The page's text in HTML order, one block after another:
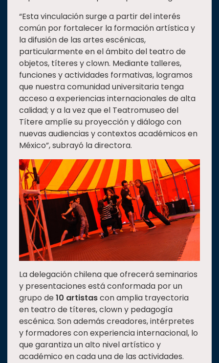
“Esta vinculación surge a partir del interés
común por fortalecer la formación artística y
la difusión de las artes escénicas,
particularmente en el ámbito del teatro de
objetos, títeres y clown. Mediante talleres,
funciones y actividades formativas, logramos
que nuestra comunidad universitaria tenga
acceso a experiencias internacionales de alta
calidad; y a la vez que el Teatromuseo del
Títere amplíe su proyección y diálogo con
nuevas audiencias y contextos académicos en
México”, subrayó la directora.
La delegación chilena que ofrecerá seminarios
y presentaciones está conformada por un
grupo de10 artistascon amplia trayectoria
en teatro de títeres, clown y pedagogía
escénica. Son además creadores, intérpretes
y formadores con experiencia internacional, lo
que garantiza un alto nivel artístico y
académico en cada una de las actividades.